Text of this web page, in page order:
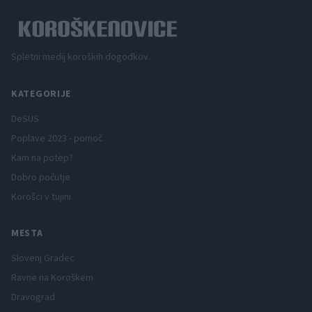
Spletni medij koroških dogodkov.
KATEGORIJE
DeSUS
Poplave 2023 - pomoč
Kam na potep?
Dobro počutje
Korošci v tujini
MESTA
Slovenj Gradec
Ravne na Koroškem
Dravograd